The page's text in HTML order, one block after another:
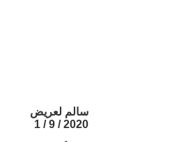
سالم لعريض
2020 / 9 / 1